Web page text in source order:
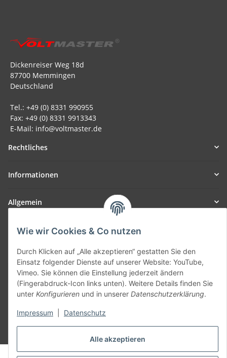
Alle akzeptieren
Wie wir Cookies & Co nutzen
Durch Klicken auf „Alle akzeptieren“ gestatten Sie den
Einsatz folgender Dienste auf unserer Website: YouTube,
Vimeo. Sie können die Einstellung jederzeit ändern
(Fingerabdruck-Icon links unten). Weitere Details finden Sie
unter Konfigurieren und in unserer Datenschutzerklärung.
Impressum Datenschutz
Dickenreiser Weg 18d
87700 Memmingen
Deutschland
Tel.: +49 (0) 8331 990955
Fax: +49 (0) 8331 9913343
E-Mail: info@voltmaster.de
Rechtliches
Informationen
Allgemein
Teil unseres Netzwerks:
Vertrag widerrufen